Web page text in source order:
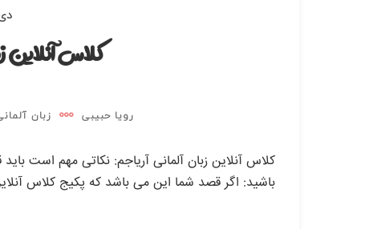
دی ۲۳,
کلاس آنلاین
رویا حبیبی زبان
کلاس آنلاین زبان آلمانی آریاجم: نکاتی مهم است
باشید: اگر قصد شما این می باشد که پکیج کلاس آنلاین